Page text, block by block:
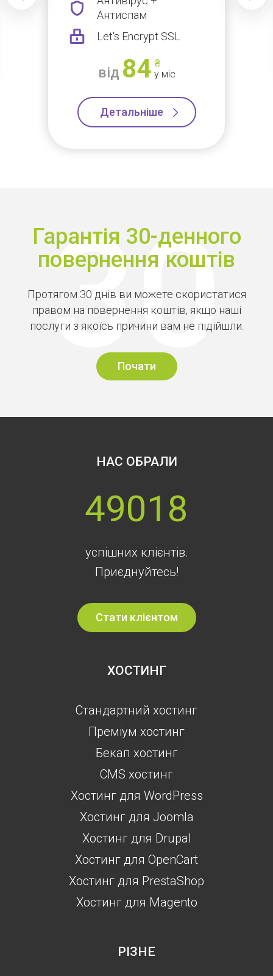
Антиспам
Let's Encrypt SSL
від 84 ₴
у міс
Детальніше
Гарантія 30-денного
повернення коштів
Протягом 30 днів ви можете скористатися
правом на повернення коштів, якщо наші
послуги з якоїсь причини вам не підійшли.
Почати
НАС ОБРАЛИ
49018
успішних клієнтів.
Приєднуйтесь!
Стати клієнтом
ХОСТИНГ
Стандартний хостинг
Преміум хостинг
Бекап хостинг
CMS хостинг
Хостинг для WordPress
Хостинг для Joomla
Хостинг для Drupal
Хостинг для OpenCart
Хостинг для PrestaShop
Хостинг для Magento
РІЗНЕ